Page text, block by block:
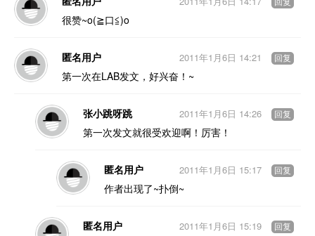
很赞~o(≧口≦)o
匿名用户
第一次在LAB发文，好兴奋！~
2011年1月6日 14:21 回复
张小跳呀跳
第一次发文就很受欢迎啊！厉害！
2011年1月6日 14:26 回复
匿名用户
作者出现了~扑倒~
2011年1月6日 15:17 回复
匿名用户
2011年1月6日 15:19 回复